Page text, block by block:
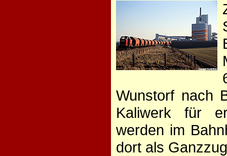
Wunstorf nach
Kaliwerk für
werden im
dort als